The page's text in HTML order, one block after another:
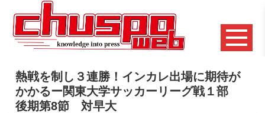
熱戦を制し３連勝！インカレ出場に期待が
かかるー関東大学サッカーリーグ戦１部
後期第8節 対早大